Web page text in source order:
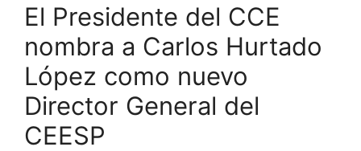
El Presidente del CCE
nombra a Carlos Hurtado
López como nuevo
Director General del
CEESP